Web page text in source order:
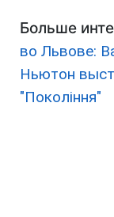
Больше
во Львове:
Ньютон
"Покоління"